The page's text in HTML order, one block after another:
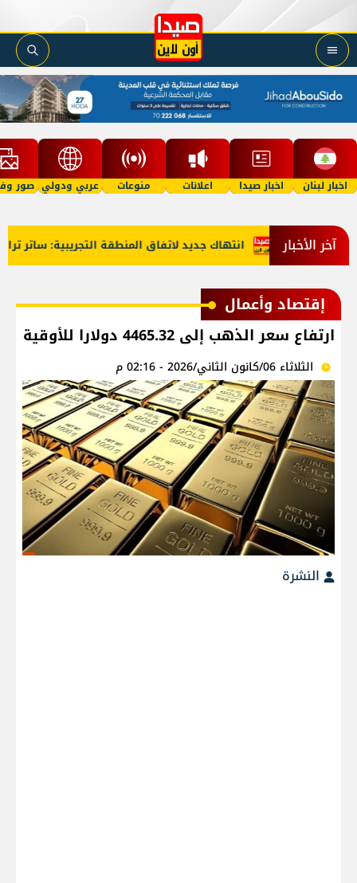
اخبار لبنان اخبار صيدا اعلانات منوعات عربي ودولي صور
آخر الأخبار انتهاك جديد لاتفاق المنطقة التجريبية: ساتر ترابي للدعارة!
إقتصاد وأعمال
ارتفاع سعر الذهب إلى 4465.32 دولارا للأوقية
الثلاثاء 06/كانون الثاني/2026 - 02:16 م
النشرة